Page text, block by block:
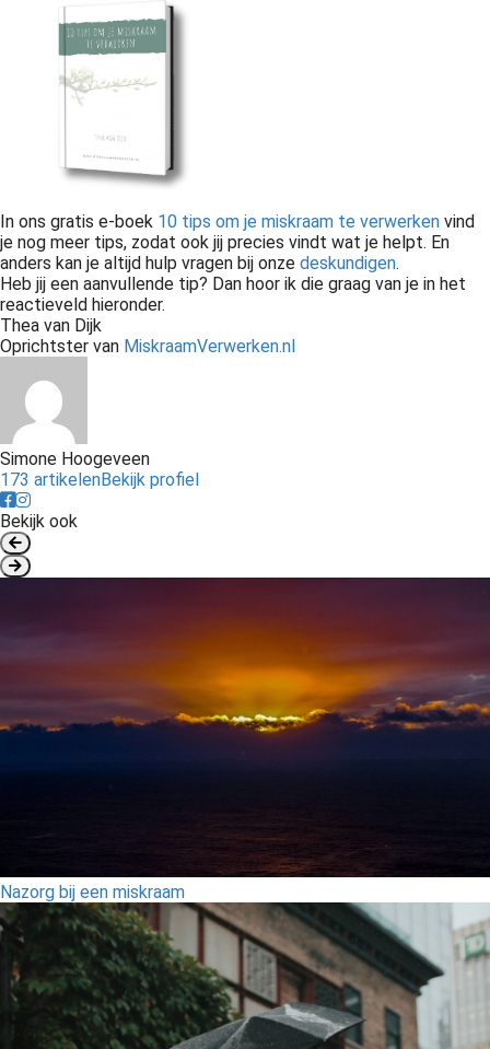
In ons gratis e-boek 10 tips om je miskraam te verwerken vind
je nog meer tips, zodat ook jij precies vindt wat je helpt. En
anders kan je altijd hulp vragen bij onze deskundigen.
Heb jij een aanvullende tip? Dan hoor ik die graag van je in het
reactieveld hieronder.
Thea van Dijk
Oprichtster van MiskraamVerwerken.nl
Simone Hoogeveen
173 artikelenBekijk profiel
Bekijk ook
Nazorg bij een miskraam